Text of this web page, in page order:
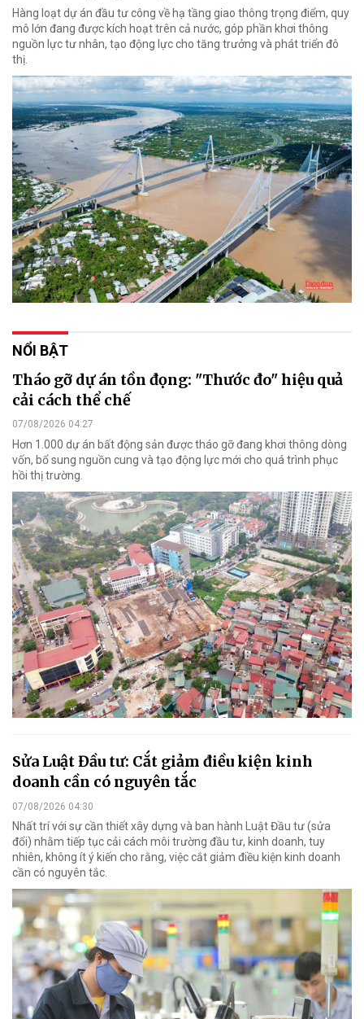
Hàng loạt dự án đầu tư công về hạ tầng giao thông trọng điểm, quy
mô lớn đang được kích hoạt trên cả nước, góp phần khơi thông
nguồn lực tư nhân, tạo động lực cho tăng trưởng và phát triển đô
thị.
NỔI BẬT
Tháo gỡ dự án tồn đọng: "Thước đo" hiệu quả
cải cách thể chế
07/08/2026 04:27
Hơn 1.000 dự án bất động sản được tháo gỡ đang khơi thông dòng
vốn, bổ sung nguồn cung và tạo động lực mới cho quá trình phục
hồi thị trường.
Sửa Luật Đầu tư: Cắt giảm điều kiện kinh
doanh cần có nguyên tắc
07/08/2026 04:30
Nhất trí với sự cần thiết xây dựng và ban hành Luật Đầu tư (sửa
đổi) nhằm tiếp tục cải cách môi trường đầu tư, kinh doanh, tuy
nhiên, không ít ý kiến cho rằng, việc cắt giảm điều kiện kinh doanh
cần có nguyên tắc.